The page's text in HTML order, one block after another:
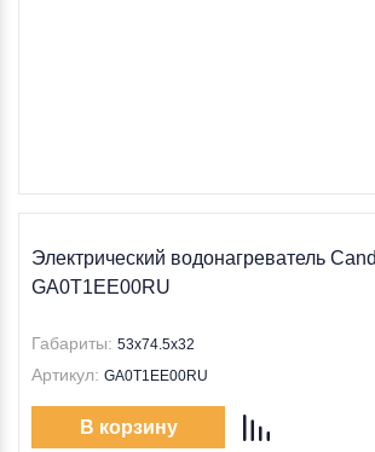
Электрический водонагреватель
GA0T1EE00RU
Габариты: 53х74.5х32
Артикул: GA0T1EE00RU
В корзину